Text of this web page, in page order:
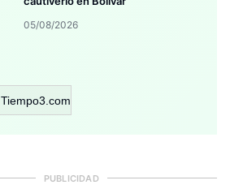
05/08/2026
Tiempo3.com
PUBLICIDAD